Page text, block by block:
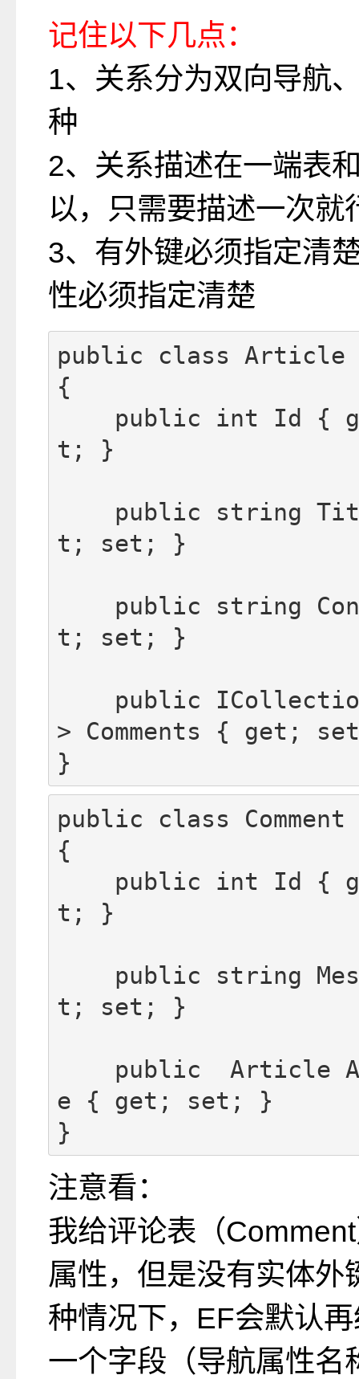
记住以下几点：
1、关系分为双向导航
种
2、关系描述在一端表
以，只需要描述一次就
3、有外键必须指定清
性必须指定清楚
public class Article
{
public int Id {
t; }
public string
t; set; }
public string
t; set; }
public
> Comments { get;
}
public class Comment
{
public int Id {
t; }
public string
t; set; }
public  Article
e { get; set; }
}
注意看：
我给评论表（
属性，但是没有实体外
种情况下，EF会默认
一个字段（导航属性名